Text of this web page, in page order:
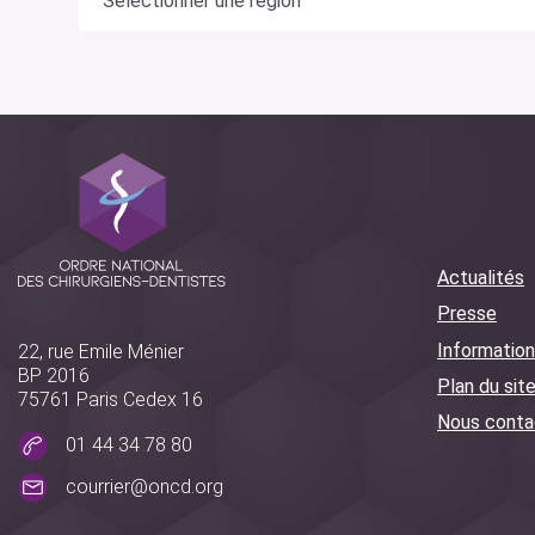
22, rue Emile Ménier
BP 2016
75761 Paris Cedex 16
01 44 34 78 80
courrier@oncd.org
Actualités
Presse
Plan du site
Nous